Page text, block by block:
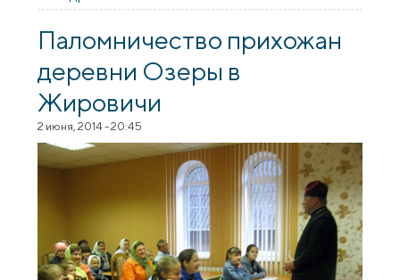
деревни Озеры
Паломничество прихожан
деревни Озеры в
Жировичи
2 июня, 2014 - 20:45